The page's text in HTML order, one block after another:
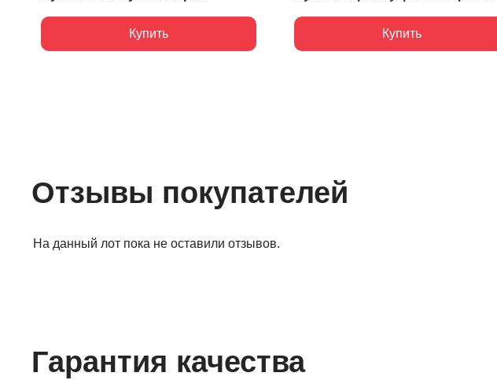
Купить Купить
Отзывы покупателей
На данный лот пока не оставили отзывов.
Гарантия качества